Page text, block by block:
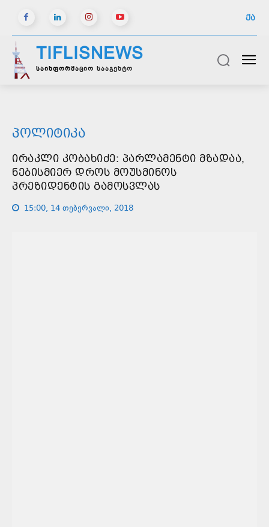
ᲥᲐ
TIFLISNEWS
საინფორმაციო სააგენტო
ᲞᲝᲚᲘᲢᲘᲙᲐ
ᲘᲠᲐᲙᲚᲘ ᲙᲝᲑᲐᲮᲘᲫᲔ: ᲞᲐᲠᲚᲐᲛᲔᲜᲢᲘ ᲛᲖᲐᲓᲐᲐ,
ᲜᲔᲑᲘᲡᲛᲘᲔᲠ ᲓᲠᲝᲡ ᲛᲝᲣᲡᲛᲘᲜᲝᲡ
ᲞᲠᲔᲖᲘᲓᲔᲜᲢᲘᲡ ᲒᲐᲛᲝᲡᲕᲚᲐᲡ
15:00, 14 თებერვალი, 2018